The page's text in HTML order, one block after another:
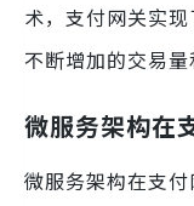
术，支付网关实
不断增加的交易量
微服务架构在
微服务架构在支